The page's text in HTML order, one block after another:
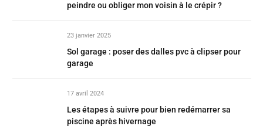
peindre ou obliger mon voisin à le crépir ?
23 janvier 2025
Sol garage : poser des dalles pvc à clipser pour
garage
17 avril 2024
Les étapes à suivre pour bien redémarrer sa
piscine après hivernage